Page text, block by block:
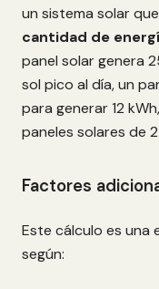
un sistema solar
cantidad de
panel solar genera
sol pico al día, un
para generar 12
paneles solares de
Factores
Este cálculo es una
según: